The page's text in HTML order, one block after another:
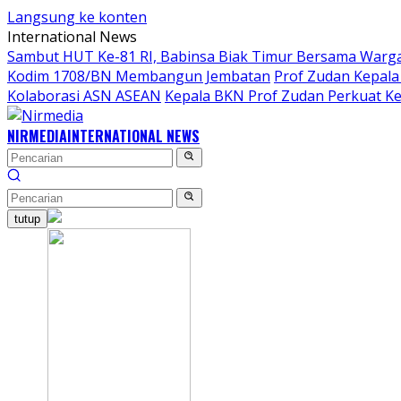
Langsung ke konten
International News
Sambut HUT Ke-81 RI, Babinsa Biak Timur Bersama
Kodim 1708/BN Membangun Jembatan Prof Zudan
Kolaborasi ASN ASEAN Kepala BKN Prof Zudan Perkuat
NIRMEDIAINTERNATIONAL NEWS
tutup